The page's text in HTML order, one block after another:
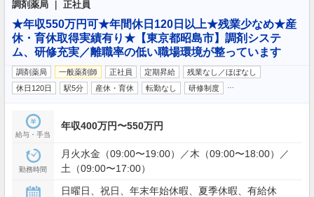
調剤薬局 ｜ 正社員
★年収550万円可★年間休日120日以上★残業少なめ★産
休・育休取得実績有り★【東京都昭島市】調剤システ
ム、研修充実／離職率の低い職場環境が整っています
調剤薬局 一般薬剤師 正社員 定期昇給
残業なし／ほぼなし
休日120日
駅5分 産休・育休 転勤なし 研修制度
給与・手当
年収400万円〜550万円
勤務時間
月火水金（09:00〜19:00）／木（09:00〜18:00）／
土（09:00〜17:00）
日曜日、祝日、年末年始休暇、夏季休暇、有給休